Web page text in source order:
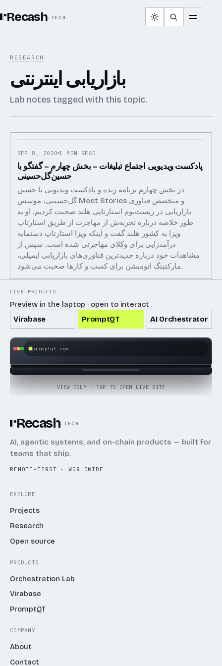
Recash.TECH
RESEARCH
بازاریابی اینترنتی
Lab notes tagged with this topic.
SEP 8, 2020 1 MIN READ
پادکست ویدیویی اجتماع تبلیغات – بخش چهارم – گفتگو با
حسین‌گل‌حسینی
در بخش چهارم برنامه زنده و پادکست ویدیویی با حسین
گل‌حسینی، موسس Meet Stories و متخصص فناوری‌
بازاریابی در زیست‌بوم استارتاپی هلند صحبت کردیم. او به
طور خلاصه درباره تجربه‌ش از مهاجرت از طریق استارتاپ
ویزا به کشور هلند گفت و اینکه ویزا استارتاپ دستمایه
درآمدزایی برای وکلای مهاجرتی شده است. سپس از
مشاهدات خود درباره جدیدترین فناوری‌های بازاریابی ایمیلی،
مارکتینگ اتومیشن برای کسب و کار‌ها صحبت می‌شود.
LIVE PRODUCTS
Preview in the laptop · open to interact
Virabase
PromptQT AI Orchestrator
promptqt.com
OPEN LIVE SITE
VIEW ONLY · TAP TO OPEN LIVE SITE
Recash.TECH
AI, agentic systems, and on-chain products — built for
teams that ship.
REMOTE-FIRST · WORLDWIDE
EXPLORE
Projects
Research
Open source
PRODUCTS
Orchestration Lab
Virabase
PromptQT
COMPANY
About
Contact